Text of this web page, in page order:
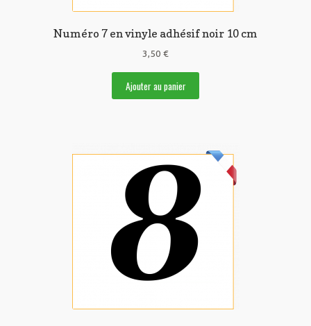
Numéro 7 en vinyle adhésif noir 10 cm
3,50 €
Ajouter au panier